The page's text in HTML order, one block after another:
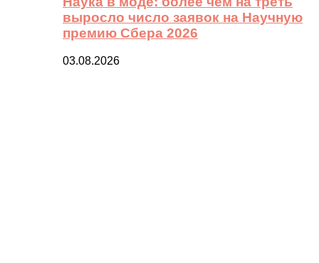
выросло число заявок на Научную
премию Сбера 2026
03.08.2026